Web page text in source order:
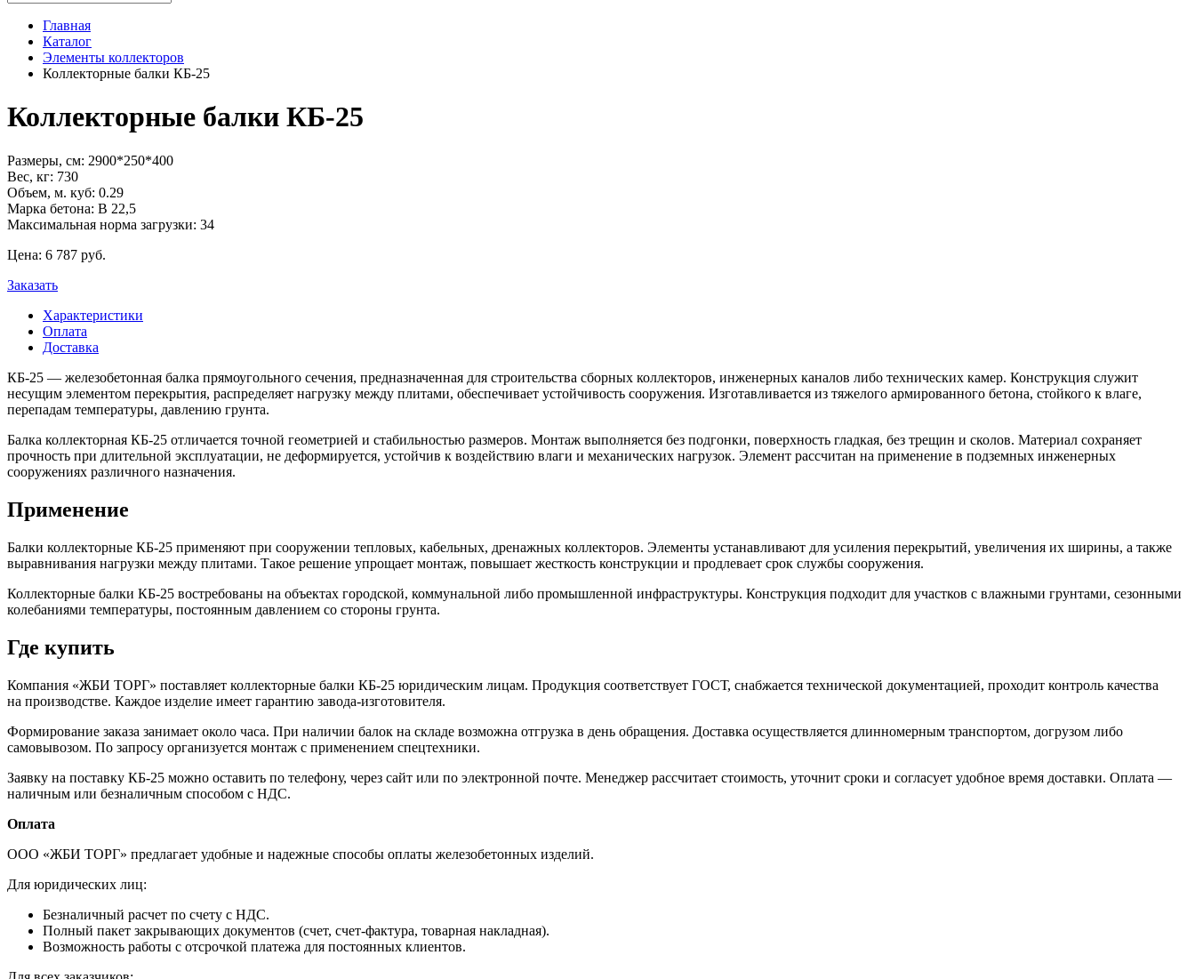
Главная
Каталог
Элементы коллекторов
Коллекторные балки КБ-25
Коллекторные балки КБ-25
Размеры, см: 2900*250*400
Вес, кг: 730
Объем, м. куб: 0.29
Марка бетона: В 22,5
Максимальная норма загрузки: 34
Цена: 6 787 pуб.
Заказать
Характеристики
Оплата
Доставка
КБ-25 — железобетонная балка прямоугольного сечения, предназначенная для строительства сборных коллекторов, инженерных каналов либо технических камер. Конструкция служит
несущим элементом перекрытия, распределяет нагрузку между плитами, обеспечивает устойчивость сооружения. Изготавливается из тяжелого армированного бетона, стойкого к влаге,
перепадам температуры, давлению грунта.
Балка коллекторная КБ-25 отличается точной геометрией и стабильностью размеров. Монтаж выполняется без подгонки, поверхность гладкая, без трещин и сколов. Материал сохраняет
прочность при длительной эксплуатации, не деформируется, устойчив к воздействию влаги и механических нагрузок. Элемент рассчитан на применение в подземных инженерных
сооружениях различного назначения.
Применение
Балки коллекторные КБ-25 применяют при сооружении тепловых, кабельных, дренажных коллекторов. Элементы устанавливают для усиления перекрытий, увеличения их ширины, а также
выравнивания нагрузки между плитами. Такое решение упрощает монтаж, повышает жесткость конструкции и продлевает срок службы сооружения.
Коллекторные балки КБ-25 востребованы на объектах городской, коммунальной либо промышленной инфраструктуры. Конструкция подходит для участков с влажными грунтами, сезонными
колебаниями температуры, постоянным давлением со стороны грунта.
Где купить
Компания «ЖБИ ТОРГ» поставляет коллекторные балки КБ-25 юридическим лицам. Продукция соответствует ГОСТ, снабжается технической документацией, проходит контроль качества
на производстве. Каждое изделие имеет гарантию завода-изготовителя.
Формирование заказа занимает около часа. При наличии балок на складе возможна отгрузка в день обращения. Доставка осуществляется длинномерным транспортом, догрузом либо
самовывозом. По запросу организуется монтаж с применением спецтехники.
Заявку на поставку КБ-25 можно оставить по телефону, через сайт или по электронной почте. Менеджер рассчитает стоимость, уточнит сроки и согласует удобное время доставки. Оплата —
наличным или безналичным способом с НДС.
Оплата
ООО «ЖБИ ТОРГ» предлагает удобные и надежные способы оплаты железобетонных изделий.
Для юридических лиц:
Безналичный расчет по счету с НДС.
Полный пакет закрывающих документов (счет, счет-фактура, товарная накладная).
Возможность работы с отсрочкой платежа для постоянных клиентов.